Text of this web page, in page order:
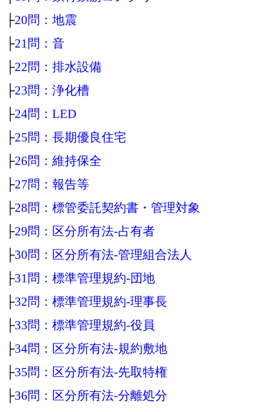
├20問：地震
├21問：音
├22問：排水設備
├23問：浄化槽
├24問：LED
├25問：長期優良住宅
├26問：維持保全
├27問：報告等
├28問：標管委託契約書・管理対象
├29問：区分所有法‐占有者
├30問：区分所有法‐管理組合法人
├31問：標準管理規約‐団地
├32問：標準管理規約‐理事長
├33問：標準管理規約‐役員
├34問：区分所有法‐規約敷地
├35問：区分所有法‐先取特権
├36問：区分所有法‐分離処分